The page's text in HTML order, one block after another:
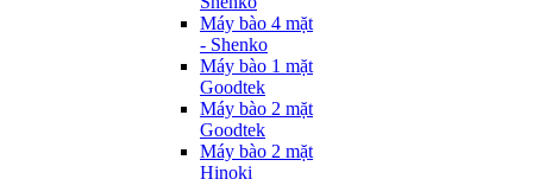
Máy bào 4 mặt
- Shenko
Máy bào 1 mặt
Goodtek
Máy bào 2 mặt
Goodtek
Máy bào 2 mặt
Hinoki